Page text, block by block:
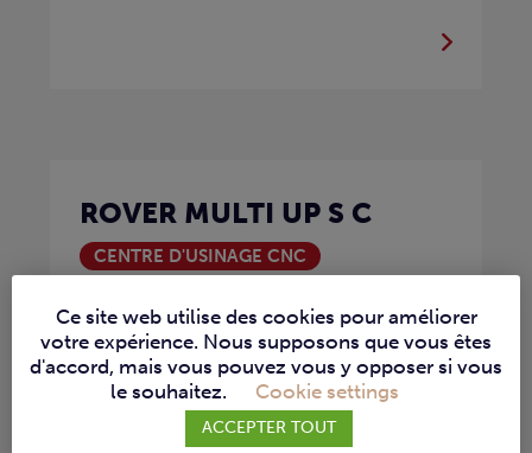
ROVER MULTI UP S C
CENTRE D'USINAGE CNC
PLACAGE PROFILÉ
La Rover Multi Up S C est un centre
d’usinage CNC polyvalent, combinant...
Ce site web utilise des cookies pour améliorer
votre expérience. Nous supposons que vous êtes
d'accord, mais vous pouvez vous y opposer si vous
le souhaitez.
Cookie settings
ACCEPTER TOUT